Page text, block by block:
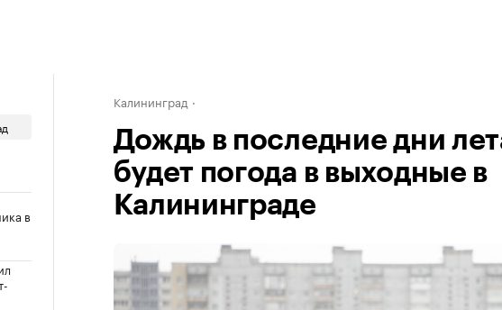
в
Калининград
Дождь в последние дни
будет погода в выходные в
Калининграде